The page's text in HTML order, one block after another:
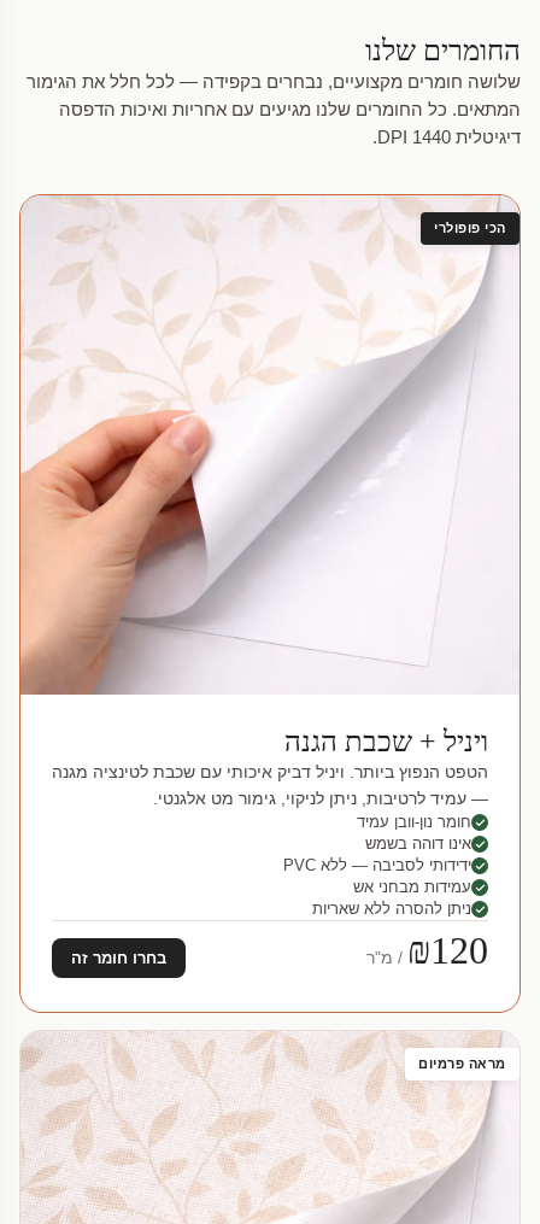
החומרים שלנו
שלושה חומרים מקצועיים, נבחרים בקפידה — לכל חלל את הגימור
המתאים. כל החומרים שלנו מגיעים עם אחריות ואיכות הדפסה
דיגיטלית 1440 DPI.
הכי פופולרי
ויניל + שכבת הגנה
הטפט הנפוץ ביותר. ויניל דביק איכותי עם שכבת לטינציה מגנה
— עמיד לרטיבות, ניתן לניקוי, גימור מט אלגנטי.
חומר נון-וובן עמיד
אינו דוהה בשמש
ידידותי לסביבה — ללא PVC
עמידות מבחני אש
ניתן להסרה ללא שאריות
₪120 / מ"ר בחרו חומר זה
מראה פרמיום